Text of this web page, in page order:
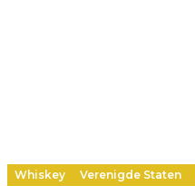
Whiskey Verenigde Staten